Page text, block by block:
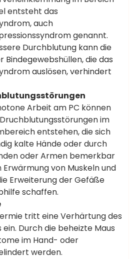
entsteht das
auch
genannt.
Durchblutung kann die
Bindegewebshüllen, die das
auslösen, verhindert
Arbeit am PC können
im
entstehen, die sich
kalte Hände oder durch
oder Armen bemerkbar
Erwärmung von Muskeln und
Erweiterung der Gefäße
schaffen.
tritt eine Verhärtung des
Durch die beheizte Maus
im Hand- oder
werden.